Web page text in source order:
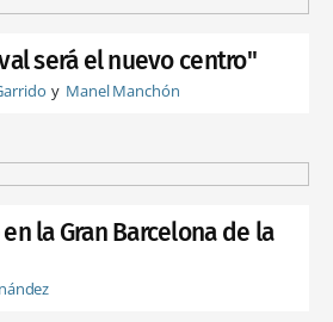
será el nuevo centro"
Manel Manchón
la Gran Barcelona de la